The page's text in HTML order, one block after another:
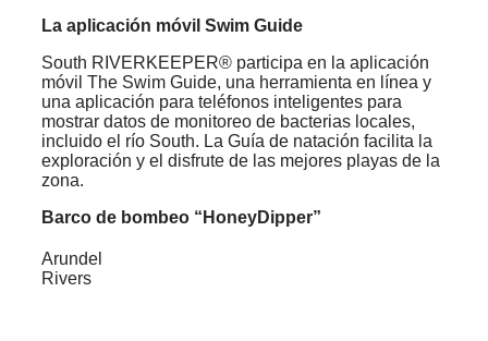
La aplicación móvil Swim Guide
South RIVERKEEPER® participa en la aplicación
móvil The Swim Guide, una herramienta en línea y
una aplicación para teléfonos inteligentes para
mostrar datos de monitoreo de bacterias locales,
incluido el río South. La Guía de natación facilita la
exploración y el disfrute de las mejores playas de la
zona.
Barco de bombeo “HoneyDipper”
Arundel
Rivers